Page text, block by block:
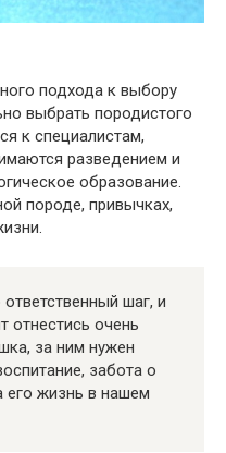
подхода к выбору
выбрать породистого
к специалистам,
разведением и
образование.
породе, привычках,
шаг, и
отнестись очень
за ним нужен
забота о
его жизнь в нашем